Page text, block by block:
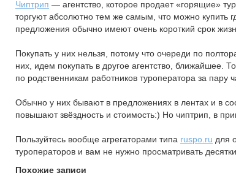
Чиптрип — агентство, которое продает «горящие»
торгуют абсолютно тем же самым, что можно купить
предложения обычно имеют очень короткий срок
Покупать у них нельзя, потому что очереди по
них, идем покупать в другое агентство, ближайшее.
по родственникам работников туроператора за пару
Обычно у них бывают в предложениях в лентах и в
повышают звёздность и стоимость:) Но чиптрип, в
Пользуйтесь вообще агрегаторами типа ruspo.ru для
туроператоров и вам не нужно просматривать
Похожие записи